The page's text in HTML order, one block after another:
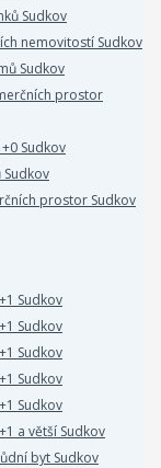
Sudkov
nemovitostí Sudkov
Sudkov
prostor
Sudkov
prostor Sudkov
Sudkov
Sudkov
Sudkov
Sudkov
Sudkov
a větší Sudkov
byt Sudkov